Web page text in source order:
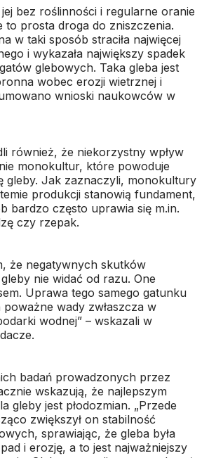
bez roślinności i regularne oranie
to prosta droga do zniszczenia.
w taki sposób straciła najwięcej
i wykazała największy spadek
glebowych. Taka gleba jest
wobec erozji wietrznej i
wnioski naukowców w
również, że niekorzystny wpływ
monokultur, które powoduje
gleby. Jak zaznaczyli, monokultury
produkcji stanowią fundament,
bardzo często uprawia się m.in.
czy rzepak.
że negatywnych skutków
nie widać od razu. One
Uprawa tego samego gatunku
wady zwłaszcza w
wodnej” – wskazali w
badań prowadzonych przez
wskazują, że najlepszym
gleby jest płodozmian. „Przede
zwiększył on stabilność
sprawiając, że gleba była
i erozję, a to jest najważniejszy